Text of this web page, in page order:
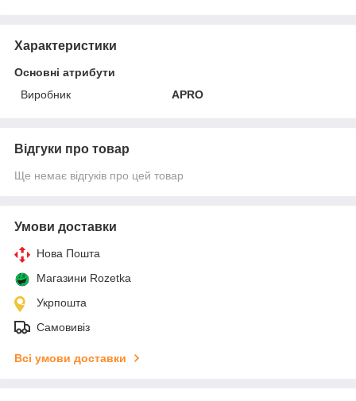
Характеристики
Основні атрибути
Виробник
APRO
Відгуки про товар
Ще немає відгуків про цей товар
Умови доставки
Нова Пошта
Магазини Rozetka
Укрпошта
Самовивіз
Всі умови доставки